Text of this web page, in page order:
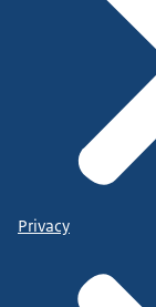
Privacy